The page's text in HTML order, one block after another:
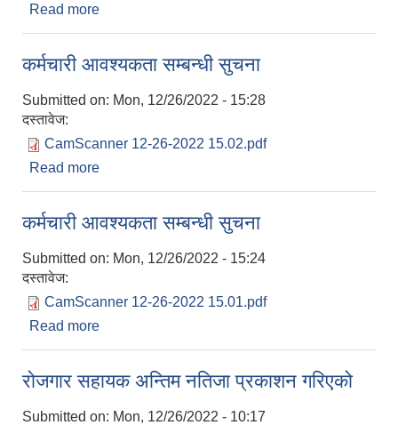
Read more
कर्मचारी आवश्यकता सम्बन्धी सुचना
Submitted on: Mon, 12/26/2022 - 15:28
दस्तावेज:
CamScanner 12-26-2022 15.02.pdf
Read more
कर्मचारी आवश्यकता सम्बन्धी सुचना
Submitted on: Mon, 12/26/2022 - 15:24
दस्तावेज:
CamScanner 12-26-2022 15.01.pdf
Read more
रोजगार सहायक अन्तिम नतिजा प्रकाशन गरिएको
Submitted on: Mon, 12/26/2022 - 10:17